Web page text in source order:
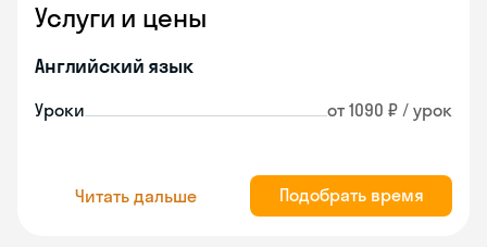
Услуги и цены
Английский язык
Уроки от 1090 ₽ / урок
Читать дальше Подобрать время